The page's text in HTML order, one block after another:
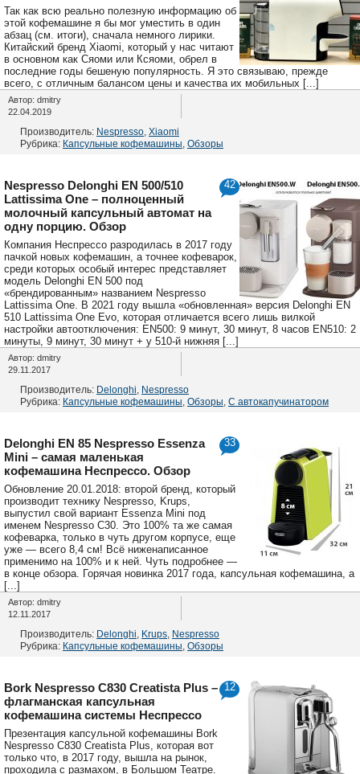
Так как всю реально полезную информацию об
этой кофемашине я бы мог уместить в один
абзац (см. итоги), сначала немного лирики.
Китайский бренд Xiaomi, который у нас читают
в основном как Сяоми или Ксяоми, обрел в
последние годы бешеную популярность. Я это связываю, прежде
всего, с отличным балансом цены и качества их мобильных [...]
Автор: dmitry
22.04.2019
Производитель: Nespresso Xiaomi
Рубрика: Капсульные кофемашины Обзоры
42
Nespresso Delonghi EN 500/510
Lattissima One – полноценный
молочный капсульный автомат на
одну порцию. Обзор
Компания Неспрессо разродилась в 2017 году
пачкой новых кофемашин, а точнее кофеварок,
среди которых особый интерес представляет
модель Delonghi EN 500 под
«брендированным» названием Nespresso
Lattissima One. В 2021 году вышла «обновленная» версия Delonghi EN
510 Lattissima One Evo, которая отличается всего лишь вилкой
настройки автоотключения: EN500: 9 минут, 30 минут, 8 часов EN510: 2
минуты, 9 минут, 30 минут + у 510-й нижняя [...]
Автор: dmitry
29.11.2017
Производитель: Delonghi Nespresso
Рубрика: Капсульные кофемашины Обзоры С автокапучинатором
33
Delonghi EN 85 Nespresso Essenza
Mini – самая маленькая
кофемашина Неспрессо. Обзор
Обновление 20.01.2018: второй бренд, который
производит технику Nespresso, Krups,
выпустил свой вариант Essenza Mini под
именем Nespresso C30. Это 100% та же самая
кофеварка, только в чуть другом корпусе, еще
уже — всего 8,4 см! Всё ниженаписанное
применимо на 100% и к ней. Чуть подробнее —
в конце обзора. Горячая новинка 2017 года, капсульная кофемашина, а
[...]
Автор: dmitry
12.11.2017
Производитель: Delonghi Krups Nespresso
Рубрика: Капсульные кофемашины Обзоры
12
Bork Nespresso C830 Creatista Plus –
флагманская капсульная
кофемашина системы Неспрессо
Презентация капсульной кофемашины Bork
Nespresso C830 Creatista Plus, которая вот
только что, в 2017 году, вышла на рынок,
проходила с размахом, в Большом Театре.